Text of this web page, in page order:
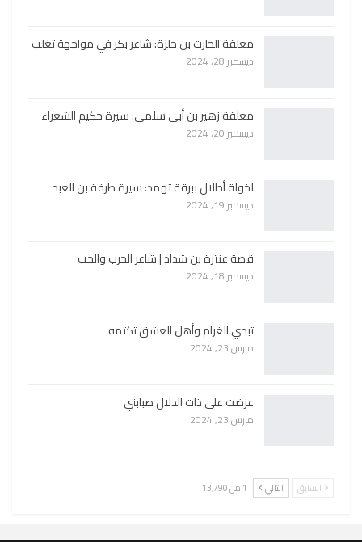
معلقة الحارث بن حلزة: شاعر بكر في مواجهة تغلب
ديسمبر 28, 2024
معلقة زهير بن أبي سلمى: سيرة حكيم الشعراء
ديسمبر 20, 2024
لخولة أطلال ببرقة ثهمد: سيرة طرفة بن العبد
ديسمبر 19, 2024
قصة عنترة بن شداد | شاعر الحرب والحب
ديسمبر 18, 2024
تبدي الغرام وأهل العشق تكتمه
مارس 23, 2024
عرضت على ذات الدلال صبابتي
مارس 23, 2024
السابق التالي 1 من 13٬790